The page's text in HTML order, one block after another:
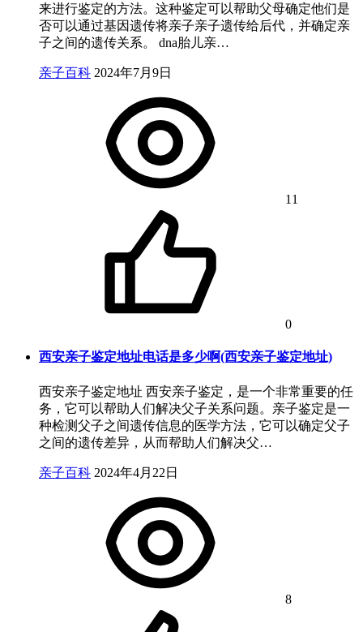
来进行鉴定的方法。这种鉴定可以帮助父母确定他们是
否可以通过基因遗传将亲子亲子遗传给后代，并确定亲
子之间的遗传关系。 dna胎儿亲…
亲子百科 2024年7月9日
11
0
西安亲子鉴定地址电话是多少啊(西安亲子鉴定地址)
西安亲子鉴定地址 西安亲子鉴定，是一个非常重要的任
务，它可以帮助人们解决父子关系问题。亲子鉴定是一
种检测父子之间遗传信息的医学方法，它可以确定父子
之间的遗传差异，从而帮助人们解决父…
亲子百科 2024年4月22日
8